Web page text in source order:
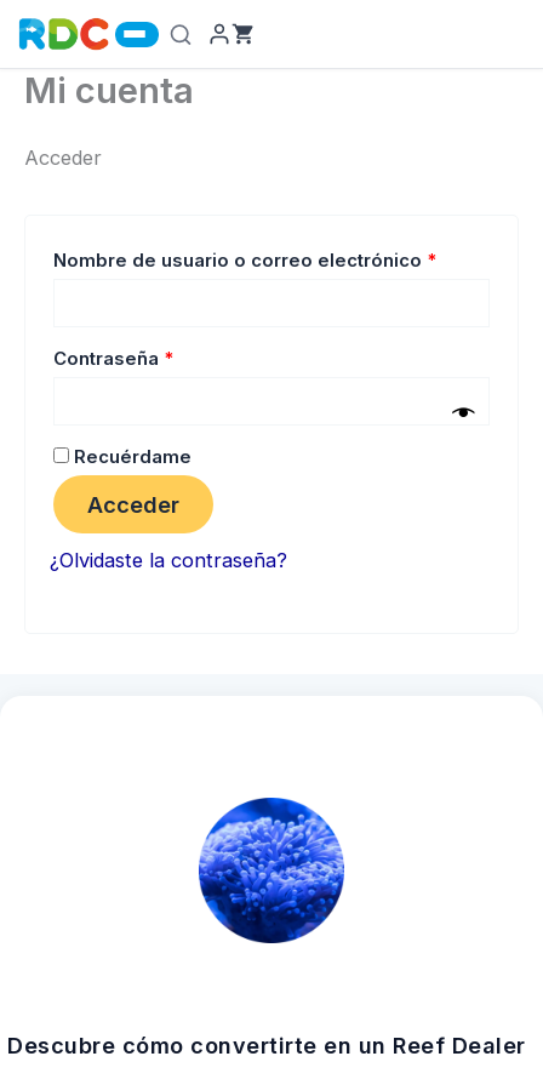
contenido
Mi cuenta
Acceder
Nombre de usuario o correo electrónico *
Contraseña *
Recuérdame
Acceder
¿Olvidaste la contraseña?
Descubre cómo convertirte en un Reef Dealer